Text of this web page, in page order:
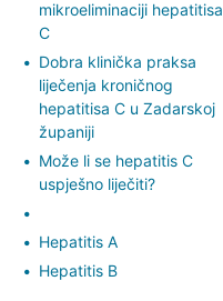
mikroeliminaciji hepatitisa
C
Dobra klinička praksa
liječenja kroničnog
hepatitisa C u Zadarskoj
županiji
Može li se hepatitis C
uspješno liječiti?
Hepatitis A
Hepatitis B